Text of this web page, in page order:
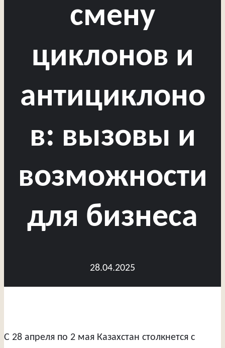
смену
циклонов и
антициклоно
в: вызовы и
возможности
для бизнеса
28.04.2025
С 28 апреля по 2 мая Казахстан столкнется с